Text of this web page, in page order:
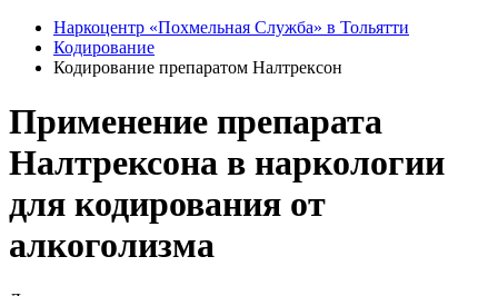
Наркоцентр «Похмельная Служба» в Тольятти
Кодирование
Кодирование препаратом Налтрексон
Применение препарата
Налтрексона в наркологии
для кодирования от
алкоголизма